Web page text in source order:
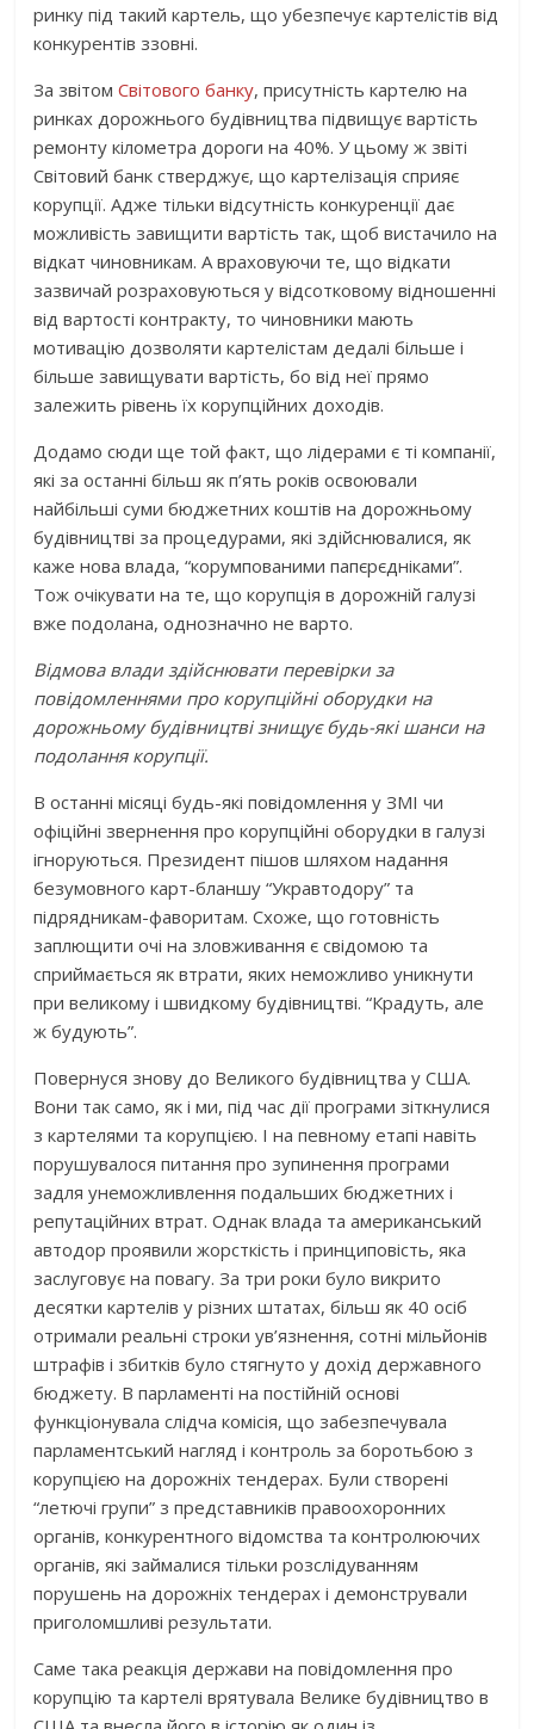
ринку під такий картель, що убезпечує картелістів від
конкурентів ззовні.
За звітомСвітового банку, присутність картелю на
ринках дорожнього будівництва підвищує вартість
ремонту кілометра дороги на 40%. У цьому ж звіті
Світовий банк стверджує, що картелізація сприяє
корупції. Адже тільки відсутність конкуренції дає
можливість завищити вартість так, щоб вистачило на
відкат чиновникам. А враховуючи те, що відкати
зазвичай розраховуються у відсотковому відношенні
від вартості контракту, то чиновники мають
мотивацію дозволяти картелістам дедалі більше і
більше завищувати вартість, бо від неї прямо
залежить рівень їх корупційних доходів.
Додамо сюди ще той факт, що лідерами є ті компанії,
які за останні більш як п’ять років освоювали
найбільші суми бюджетних коштів на дорожньому
будівництві за процедурами, які здійснювалися, як
каже нова влада, “корумпованими папєрєдніками”.
Тож очікувати на те, що корупція в дорожній галузі
вже подолана, однозначно не варто.
Відмова влади здійснювати перевірки за
повідомленнями про корупційні оборудки на
дорожньому будівництві знищує будь-які шанси на
подолання корупції.
В останні місяці будь-які повідомлення у ЗМІ чи
офіційні звернення про корупційні оборудки в галузі
ігноруються. Президент пішов шляхом надання
безумовного карт-бланшу “Укравтодору” та
підрядникам-фаворитам. Схоже, що готовність
заплющити очі на зловживання є свідомою та
сприймається як втрати, яких неможливо уникнути
при великому і швидкому будівництві. “Крадуть, але
ж будують”.
Повернуся знову до Великого будівництва у США.
Вони так само, як і ми, під час дії програми зіткнулися
з картелями та корупцією. І на певному етапі навіть
порушувалося питання про зупинення програми
задля унеможливлення подальших бюджетних і
репутаційних втрат. Однак влада та американський
автодор проявили жорсткість і принциповість, яка
заслуговує на повагу. За три роки було викрито
десятки картелів у різних штатах, більш як 40 осіб
отримали реальні строки ув’язнення, сотні мільйонів
штрафів і збитків було стягнуто у дохід державного
бюджету. В парламенті на постійній основі
функціонувала слідча комісія, що забезпечувала
парламентський нагляд і контроль за боротьбою з
корупцією на дорожніх тендерах. Були створені
“летючі групи” з представників правоохоронних
органів, конкурентного відомства та контролюючих
органів, які займалися тільки розслідуванням
порушень на дорожніх тендерах і демонстрували
приголомшливі результати.
Саме така реакція держави на повідомлення про
корупцію та картелі врятувала Велике будівництво в